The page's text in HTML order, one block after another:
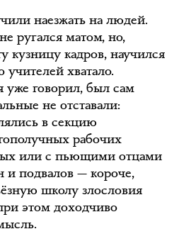
наезжать на людей.
ругался матом, но,
кузницу кадров, научился
хватало.
уже говорил, был сам
не отставали:
в секцию
рабочих
или с пьющими отцами
и подвалов — короче,
школу злословия
этом доходчиво